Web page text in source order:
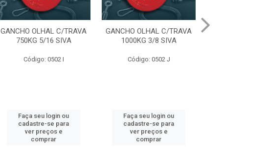
GANCHO OLHAL C/TRAVA
750KG 5/16 SIVA
Código: 0502 I
Faça seu login ou
cadastre-se para
ver preços e
comprar
GANCHO OLHAL C/TRAVA
1000KG 3/8 SIVA
Código: 0502 J
Faça seu login ou
cadastre-se para
ver preços e
comprar